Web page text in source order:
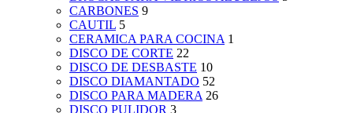
CARBONES 9
CAUTIL 5
CERAMICA PARA COCINA 1
DISCO DE CORTE 22
DISCO DE DESBASTE 10
DISCO DIAMANTADO 52
DISCO PARA MADERA 26
DISCO PULIDOR 3